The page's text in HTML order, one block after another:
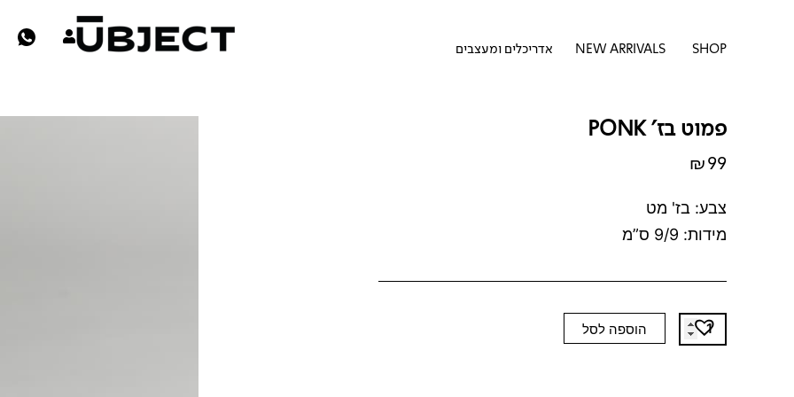
SHOP פתח SHOPNEW ARRIVALS אדריכלים ומעצבים
פמוט בז' PONK
₪99
צבע: בז' מט
מידות: 9/9 ס”מ
כמות
של
הוספה לסל